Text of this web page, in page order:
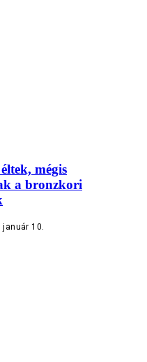
mégis
a bronzkori
január 10.